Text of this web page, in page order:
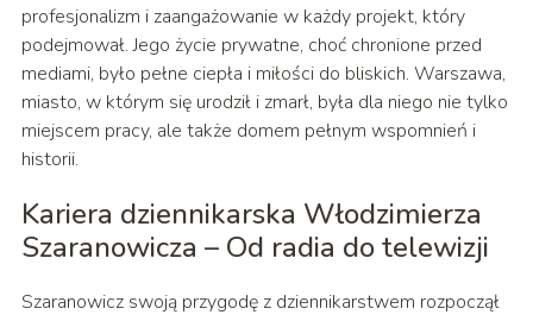
profesjonalizm i zaangażowanie w każdy projekt, który
podejmował. Jego życie prywatne, choć chronione przed
mediami, było pełne ciepła i miłości do bliskich. Warszawa,
miasto, w którym się urodził i zmarł, była dla niego nie tylko
miejscem pracy, ale także domem pełnym wspomnień i
historii.
Kariera dziennikarska Włodzimierza
Szaranowicza – Od radia do telewizji
Szaranowicz swoją przygodę z dziennikarstwem rozpoczął